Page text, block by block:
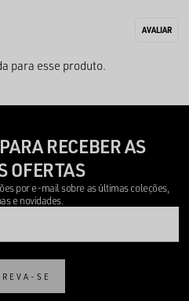
para esse produto.
RECEBER AS
OFERTAS
por e-mail sobre as últimas coleções,
e novidades.
SE